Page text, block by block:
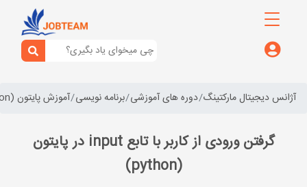
آژانس دیجیتال مارکتینگ دوره های آموزشی برنامه نویسی آموزش پایتون (python)
گرفتن ورودی از کاربر با تابع input در پایتون
(python)